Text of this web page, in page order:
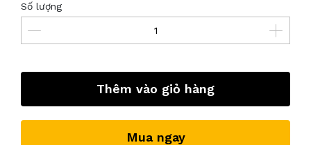
Số lượng
Thêm vào giỏ hàng
Mua ngay